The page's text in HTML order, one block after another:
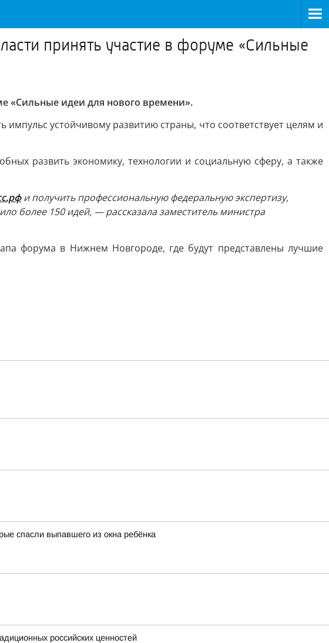
принять участие в форуме «Сильные
«Сильные идеи для нового времени».
устойчивому развитию страны, что соответствует целям и
развить экономику, технологии и социальную сферу, а также
и получить профессиональную федеральную экспертизу,
более 150 идей, — рассказала заместитель министра
форума в Нижнем Новгороде, где будут представлены лучшие
спасли выпавшего из окна ребёнка
российских ценностей